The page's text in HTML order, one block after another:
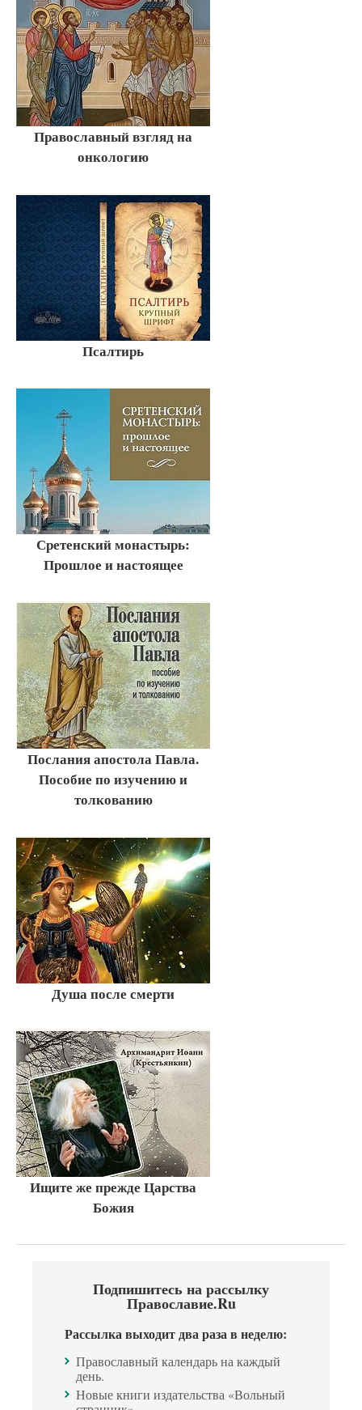
Православный взгляд на
онкологию
Псалтирь
Сретенский монастырь:
Прошлое и настоящее
Послания апостола Павла.
Пособие по изучению и
толкованию
Душа после смерти
Ищите же прежде Царства
Божия
Подпишитесь на рассылку
Православие.Ru
Рассылка выходит два раза в неделю:
Православный календарь на каждый
день.
Новые книги издательства «Вольный